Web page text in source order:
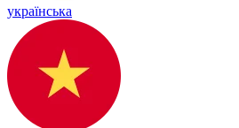
українська